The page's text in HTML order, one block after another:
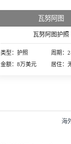
瓦努阿图
瓦努阿图护照
类型：护照
周期：
金额：8万美元
居住：
海